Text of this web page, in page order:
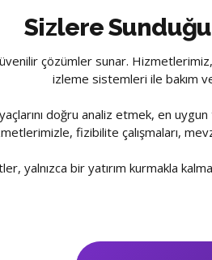
Sizlere
çözümler sunar.
izleme sistemleri ile bakım
doğru analiz etmek, en
fizibilite çalışmaları,
yalnızca bir yatırım kurmakla